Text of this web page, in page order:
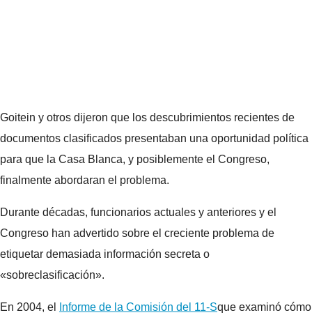
Goitein y otros dijeron que los descubrimientos recientes de
documentos clasificados presentaban una oportunidad política
para que la Casa Blanca, y posiblemente el Congreso,
finalmente abordaran el problema.
Durante décadas, funcionarios actuales y anteriores y el
Congreso han advertido sobre el creciente problema de
etiquetar demasiada información secreta o
«sobreclasificación».
En 2004, el Informe de la Comisión del 11-Sque examinó cómo